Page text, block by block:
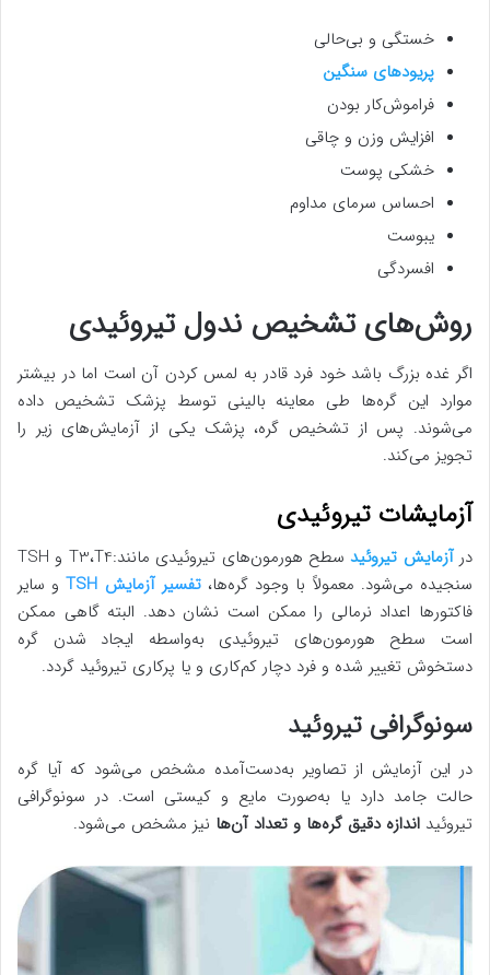
خستگی و بی‌حالی
پریودهای سنگین
فراموش‌کار بودن
افزایش وزن و چاقی
خشکی پوست
احساس سرمای مداوم
یبوست
افسردگی
روش‌های تشخیص ندول تیروئیدی
اگر غده بزرگ باشد خود فرد قادر به لمس کردن آن است اما در بیشتر
موارد این گره‌ها طی معاینه بالینی توسط پزشک تشخیص داده
می‌شوند. پس از تشخیص گره، پزشک یکی از آزمایش‌های زیر را
تجویز می‌کند.
آزمایشات تیروئیدی
درآزمایش تیروئید
سطح هورمون‌های تیروئیدی مانند:T3،T4 و TSH
سنجیده می‌شود. معمولاً با وجود گره‌ها،تفسیر آزمایش TSH
و سایر
فاکتورها اعداد نرمالی را ممکن است نشان دهد. البته گاهی ممکن
است سطح هورمون‌های تیروئیدی به‌واسطه ایجاد شدن گره
دستخوش تغییر شده و فرد دچار کم‌کاری و یا پرکاری تیروئید گردد.
سونوگرافی تیروئید
در این آزمایش از تصاویر به‌دست‌آمده مشخص می‌شود که آیا گره
حالت جامد دارد یا به‌صورت مایع و کیستی است. در سونوگرافی
تیروئید اندازه دقیق گره‌ها و تعداد آن‌ها نیز مشخص می‌شود.